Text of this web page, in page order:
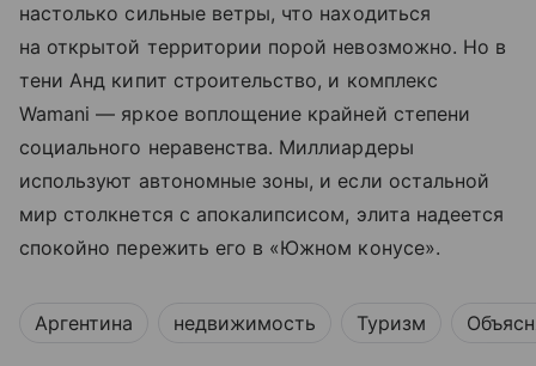
настолько сильные ветры, что находиться
на открытой территории порой невозможно. Но в
тени Анд кипит строительство, и комплекс
Wamani — яркое воплощение крайней степени
социального неравенства. Миллиардеры
используют автономные зоны, и если остальной
мир столкнется с апокалипсисом, элита надеется
спокойно пережить его в «Южном конусе».
Аргентина недвижимость Туризм